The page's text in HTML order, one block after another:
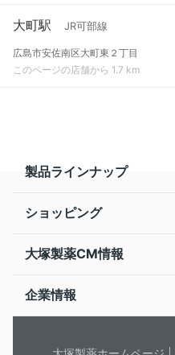
大町駅 JR可部線
広島市安佐南区大町東２丁目
このページの店舗から 1.7 km
製品ラインナップ
ショッピング
大塚製薬CM情報
企業情報